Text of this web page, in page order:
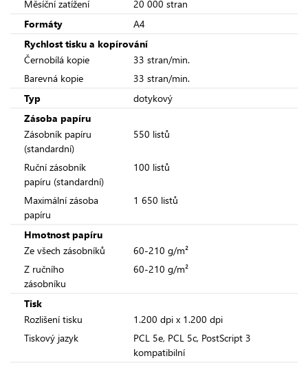
Měsíční zatížení
20 000 stran
Formáty
A4
Rychlost tisku a kopírování
Černobílá kopie
33 stran/min.
Barevná kopie
33 stran/min.
Typ
dotykový
Zásoba papíru
Zásobník papíru
(standardní)
550 listů
Ruční zásobník
papíru (standardní)
100 listů
Maximální zásoba
papíru
1 650 listů
Hmotnost papíru
Ze všech zásobníků
60-210 g/m²
Z ručního
zásobníku
60-210 g/m²
Tisk
Rozlišení tisku
1.200 dpi x 1.200 dpi
Tiskový jazyk
PCL 5e, PCL 5c, PostScript 3
kompatibilní